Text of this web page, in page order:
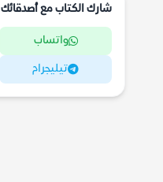
شارك الكتاب مع أصدقائك
واتساب
تيليجرام